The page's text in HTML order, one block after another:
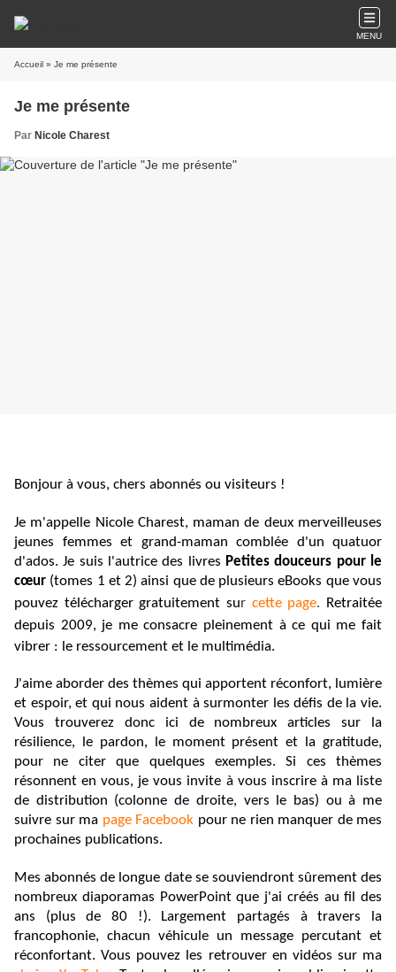
MENU
Accueil » Je me présente
Je me présente
Par Nicole Charest
Bonjour à vous, chers abonnés ou visiteurs !
Je m'appelle Nicole Charest, maman de deux merveilleuses
jeunes femmes et grand-maman comblée d'un quatuor
d'ados. Je suis l'autrice des livres Petites douceurs pour le
cœur (tomes 1 et 2) ainsi que de plusieurs eBooks que vous
pouvez télécharger gratuitement sur cette page. Retraitée
depuis 2009, je me consacre pleinement à ce qui me fait
vibrer : le ressourcement et le multimédia.
J'aime aborder des thèmes qui apportent réconfort, lumière
et espoir, et qui nous aident à surmonter les défis de la vie.
Vous trouverez donc ici de nombreux articles sur la
résilience, le pardon, le moment présent et la gratitude,
pour ne citer que quelques exemples. Si ces thèmes
résonnent en vous, je vous invite à vous inscrire à ma liste
de distribution (colonne de droite, vers le bas) ou à me
suivre sur ma page Facebook pour ne rien manquer de mes
prochaines publications.
Mes abonnés de longue date se souviendront sûrement des
nombreux diaporamas PowerPoint que j'ai créés au fil des
ans (plus de 80 !). Largement partagés à travers la
francophonie, chacun véhicule un message percutant et
réconfortant. Vous pouvez les retrouver en vidéos sur ma